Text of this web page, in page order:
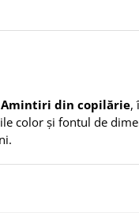
Amintiri din copilărie,
color și fontul de